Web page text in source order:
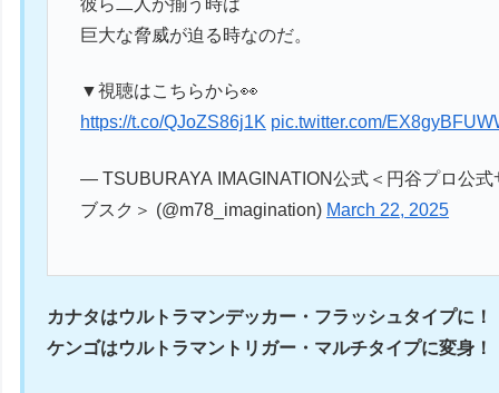
彼ら二人が揃う時は
巨大な脅威が迫る時なのだ。
▼視聴はこちらから👀
https://t.co/QJoZS86j1K pic.twitter.com/
— TSUBURAYA IMAGINATION公式＜円谷プロ公式
ブスク＞ (@m78_imagination) March 22, 2025
カナタはウルトラマンデッカー・フラッシュタイプに！
ケンゴはウルトラマントリガー・マルチタイプに変身！